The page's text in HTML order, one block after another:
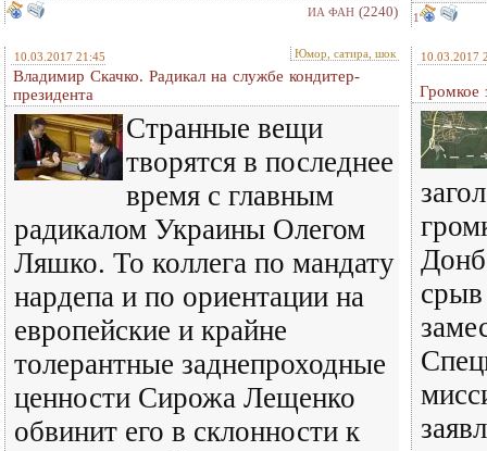
ИА ФАН (2240) 1
10.03.2017 21:45 Юмор, сатира, шок
Владимир Скачко. Радикал на службе кондитер-
президента
Странные вещи
творятся в последнее
время с главным
радикалом Украины Олегом
Ляшко. То коллега по мандату
нардепа и по ориентации на
европейские и крайне
толерантные заднепроходные
ценности Сирожа Лещенко
обвинит его в склонности к
10.03.2017
Громкое